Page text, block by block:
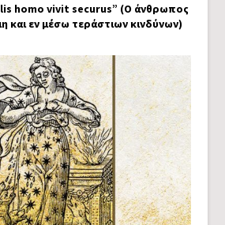
homo vivit securus” (Ο άνθρωπος
και εν μέσω τεράστιων κινδύνων)